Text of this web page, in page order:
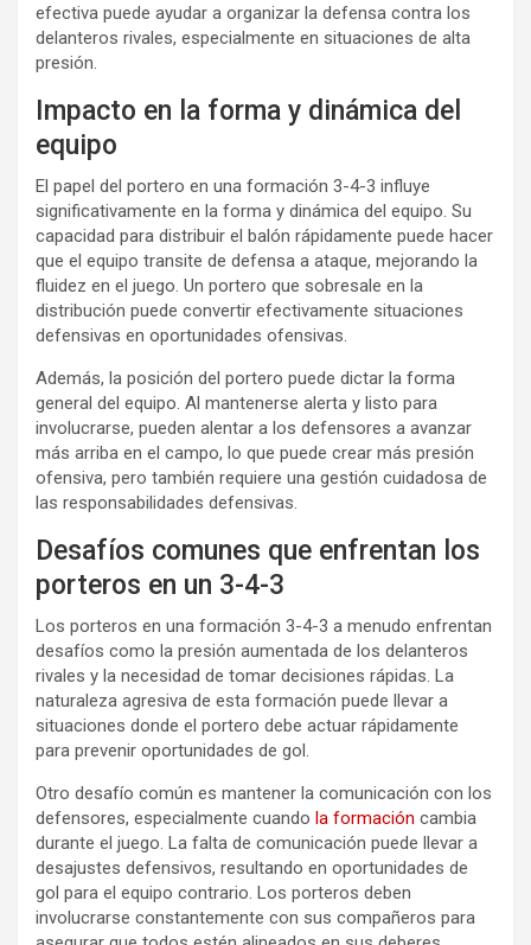
efectiva puede ayudar a organizar la defensa contra los
delanteros rivales, especialmente en situaciones de alta
presión.
Impacto en la forma y dinámica del
equipo
El papel del portero en una formación 3-4-3 influye
significativamente en la forma y dinámica del equipo. Su
capacidad para distribuir el balón rápidamente puede hacer
que el equipo transite de defensa a ataque, mejorando la
fluidez en el juego. Un portero que sobresale en la
distribución puede convertir efectivamente situaciones
defensivas en oportunidades ofensivas.
Además, la posición del portero puede dictar la forma
general del equipo. Al mantenerse alerta y listo para
involucrarse, pueden alentar a los defensores a avanzar
más arriba en el campo, lo que puede crear más presión
ofensiva, pero también requiere una gestión cuidadosa de
las responsabilidades defensivas.
Desafíos comunes que enfrentan los
porteros en un 3-4-3
Los porteros en una formación 3-4-3 a menudo enfrentan
desafíos como la presión aumentada de los delanteros
rivales y la necesidad de tomar decisiones rápidas. La
naturaleza agresiva de esta formación puede llevar a
situaciones donde el portero debe actuar rápidamente
para prevenir oportunidades de gol.
Otro desafío común es mantener la comunicación con los
defensores, especialmente cuando la formación cambia
durante el juego. La falta de comunicación puede llevar a
desajustes defensivos, resultando en oportunidades de
gol para el equipo contrario. Los porteros deben
involucrarse constantemente con sus compañeros para